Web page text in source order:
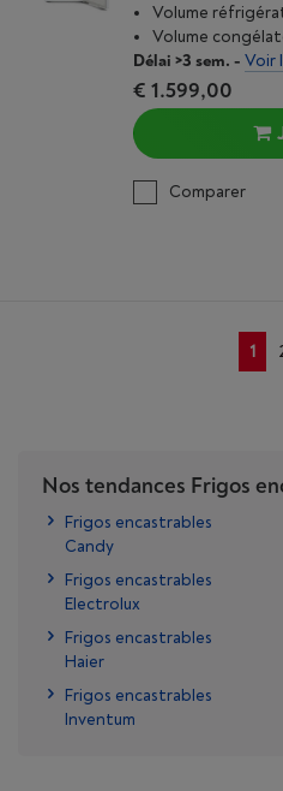
Volume
Volume
Délai >3 sem. - Voir
€ 1.599,00
Comparer
1
Nos tendances Frigos
Frigos encastrables
Candy
Frigos encastrables
Electrolux
Frigos encastrables
Haier
Frigos encastrables
Inventum